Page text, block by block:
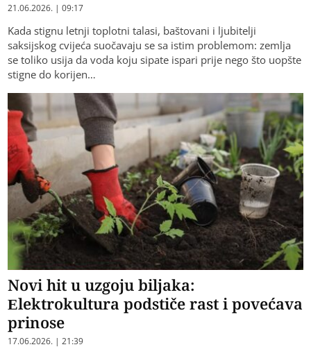
21.06.2026. | 09:17
Kada stignu letnji toplotni talasi, baštovani i ljubitelji
saksijskog cvijeća suočavaju se sa istim problemom: zemlja
se toliko usija da voda koju sipate ispari prije nego što uopšte
stigne do korijen…
Novi hit u uzgoju biljaka:
Elektrokultura podstiče rast i povećava
prinose
17.06.2026. | 21:39